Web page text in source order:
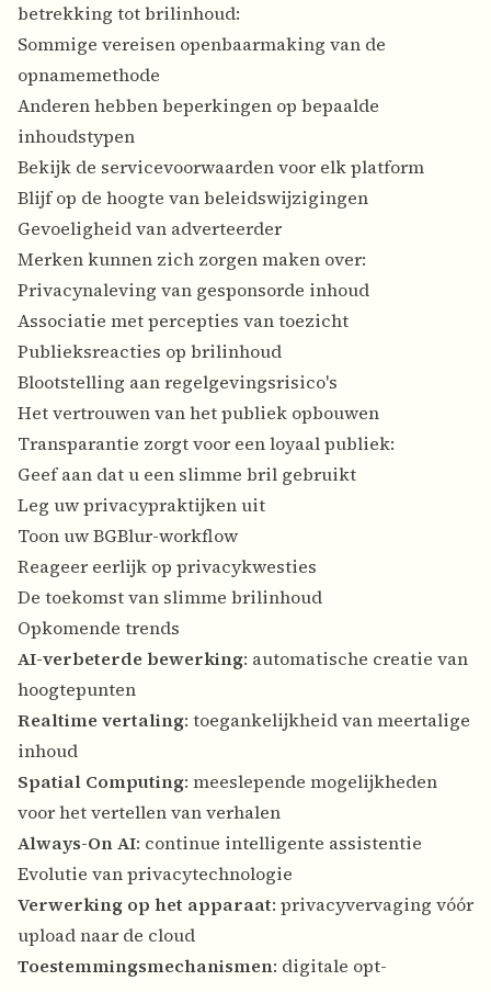
betrekking tot brilinhoud:
Sommige vereisen openbaarmaking van de
opnamemethode
Anderen hebben beperkingen op bepaalde
inhoudstypen
Bekijk de servicevoorwaarden voor elk platform
Blijf op de hoogte van beleidswijzigingen
Gevoeligheid van adverteerder
Merken kunnen zich zorgen maken over:
Privacynaleving van gesponsorde inhoud
Associatie met percepties van toezicht
Publieksreacties op brilinhoud
Blootstelling aan regelgevingsrisico's
Het vertrouwen van het publiek opbouwen
Transparantie zorgt voor een loyaal publiek:
Geef aan dat u een slimme bril gebruikt
Leg uw privacypraktijken uit
Toon uw BGBlur-workflow
Reageer eerlijk op privacykwesties
De toekomst van slimme brilinhoud
Opkomende trends
AI-verbeterde bewerking: automatische creatie van
hoogtepunten
Realtime vertaling: toegankelijkheid van meertalige
inhoud
Spatial Computing: meeslepende mogelijkheden
voor het vertellen van verhalen
Always-On AI: continue intelligente assistentie
Evolutie van privacytechnologie
Verwerking op het apparaat: privacyvervaging vóór
upload naar de cloud
Toestemmingsmechanismen: digitale opt-